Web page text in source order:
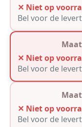
✕ Niet op
Bel voor de
✕ Niet op
Bel voor de
✕ Niet op
Bel voor de